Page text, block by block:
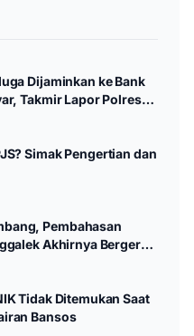
Dijaminkan ke Bank
Takmir Lapor Polres
Simak Pengertian dan
Pembahasan
Akhirnya Bergerak
Tidak Ditemukan Saat
Bansos